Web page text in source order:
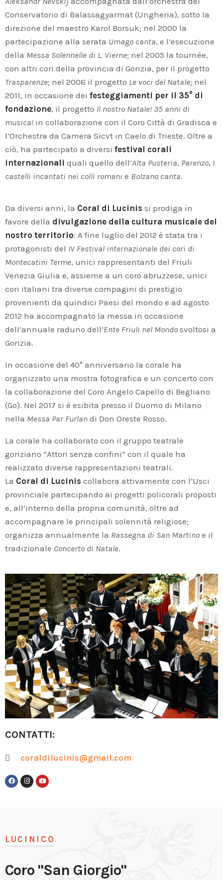
Conservatorio di Balassagyarmat (Ungheria), sotto la
direzione del maestro Karol Borsuk; nel 2000 la
partecipazione alla serata Umago canta, e l’esecuzione
della Messa Solennelle di L. Vierne; nel 2005 la tournée,
con altri cori della provincia di Gorizia, per il progetto
Trasparenze; nel 2006 il progetto Le voci del Natale; nel
2011, in occasione dei festeggiamenti per il 35° di
fondazione, il progetto Il nostro Natale! 35 anni di
musica! in collaborazione con il Coro Città di Gradisca e
l’Orchestra da Camera Sicvt in Caelo di Trieste. Oltre a
ciò, ha partecipato a diversi festival corali
internazionali quali quello dell’Alta Pusteria, Parenzo, I
castelli incantati nei colli romani e Bolzano canta.
Da diversi anni, la Coral di Lucinis si prodiga in
favore della divulgazione della cultura musicale del
nostro territorio: A fine luglio del 2012 è stata tra i
protagonisti del IV Festival internazionale dei cori di
Montecatini Terme, unici rappresentanti del Friuli
Venezia Giulia e, assieme a un coro abruzzese, unici
cori italiani tra diverse compagini di prestigio
provenienti da quindici Paesi del mondo e ad agosto
2012 ha accompagnato la messa in occasione
dell’annuale raduno dell’Ente Friuli nel Mondo svoltosi a
Gorizia.
In occasione del 40° anniversario la corale ha
organizzato una mostra fotografica e un concerto con
la collaborazione del Coro Angelo Capello di Begliano
(Go). Nel 2017 si è esibita presso il Duomo di Milano
nella Messa Par Furlan di Don Oreste Rosso.
La corale ha collaborato con il gruppo teatrale
goriziano “Attori senza confini” con il quale ha
realizzato diverse rappresentazioni teatrali.
La Coral di Lucinis collabora attivamente con l’Usci
provinciale partecipando ai progetti policorali proposti
e, all’interno della propria comunità, oltre ad
accompagnare le principali solennità religiose;
organizza annualmente la Rassegna di San Martino e il
tradizionale Concerto di Natale.
CONTATTI:
coraldilucinis@gmail.com
LUCINICO
Coro "San Giorgio"